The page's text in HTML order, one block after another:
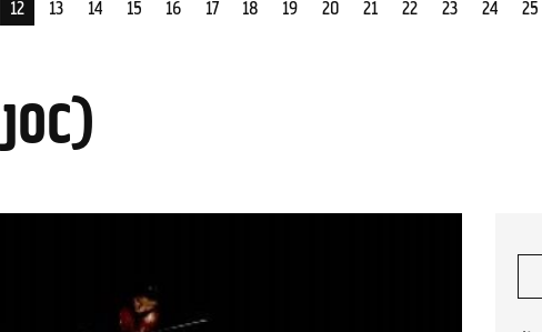
12
13
14
15
16
17
18
19
20
21
22
23
24
25